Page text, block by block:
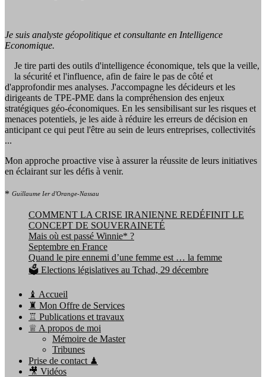
Je suis analyste géopolitique et consultante en Intelligence
Economique.
Je tire parti des outils d'intelligence économique, tels que la veille,
la sécurité et l'influence, afin de faire le pas de côté et
d'approfondir mes analyses. J'accompagne les décideurs et les
dirigeants de TPE-PME dans la compréhension des enjeux
stratégiques géo-économiques. En les sensibilisant sur les risques et
menaces potentiels, je les aide à réduire les erreurs de décision en
anticipant ce qui peut l'être au sein de leurs entreprises, collectivités
...
Mon approche proactive vise à assurer la réussite de leurs initiatives
en éclairant sur les défis à venir.
* Guillaume Ier d'Orange-Nassau
COMMENT LA CRISE IRANIENNE REDÉFINIT LE
CONCEPT DE SOUVERAINETÉ
Mais où est passé Winnie* ?
Septembre en France
Quand le pire ennemi d’une femme est … la femme
🗳️ Elections législatives au Tchad, 29 décembre
♝ Accueil
♜ Mon Offre de Services
♖ Publications et travaux
♕ A propos de moi
Mémoire de Master
Tribunes
Prise de contact ♟
🎥 Vidéos